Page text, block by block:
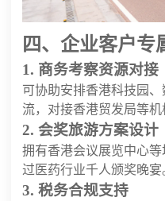
四、企业客户专
1. 商务考察资源对接
可协助安排香港科技园
流，对接香港贸发局等机
2. 会奖旅游方案设计
拥有香港会议展览中心
过医药行业千人颁奖晚宴
3. 税务合规支持